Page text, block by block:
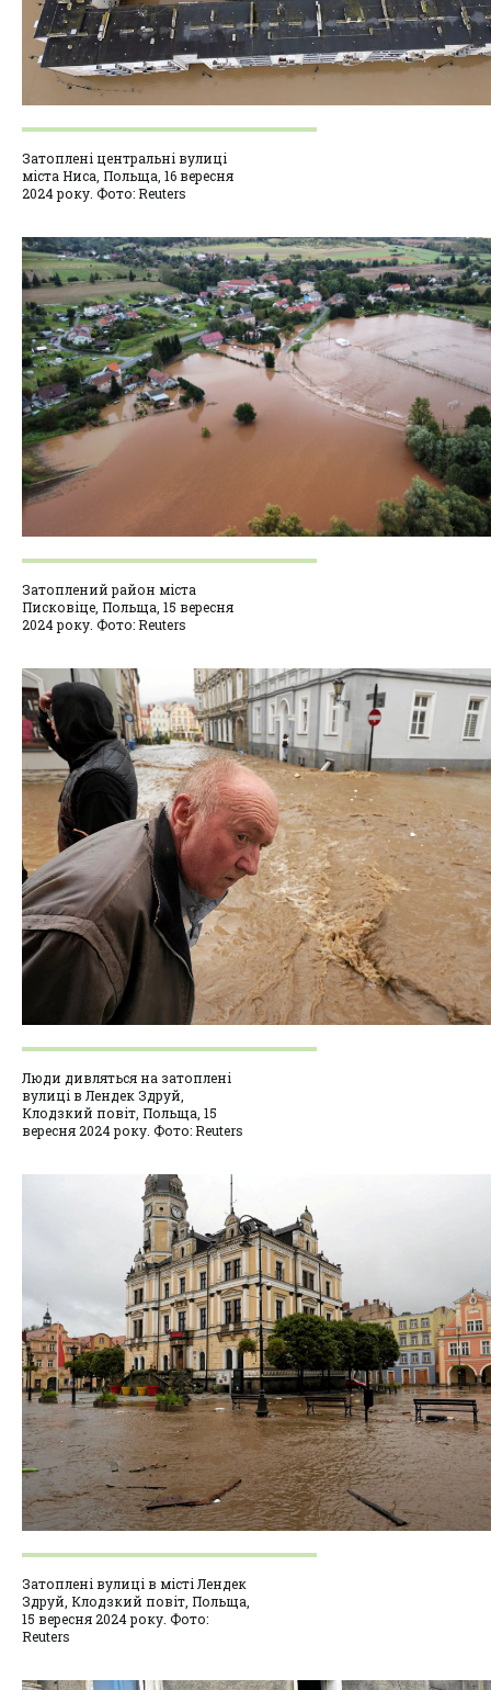
Затоплені центральні вулиці
міста Ниса, Польща, 16 вересня
2024 року. Фото: Reuters
Затоплений район міста
Писковіце, Польща, 15 вересня
2024 року. Фото: Reuters
Люди дивляться на затоплені
вулиці в Лендек Здруй,
Клодзкий повіт, Польща, 15
вересня 2024 року. Фото: Reuters
Затоплені вулиці в місті Лендек
Здруй, Клодзкий повіт, Польща,
15 вересня 2024 року. Фото:
Reuters